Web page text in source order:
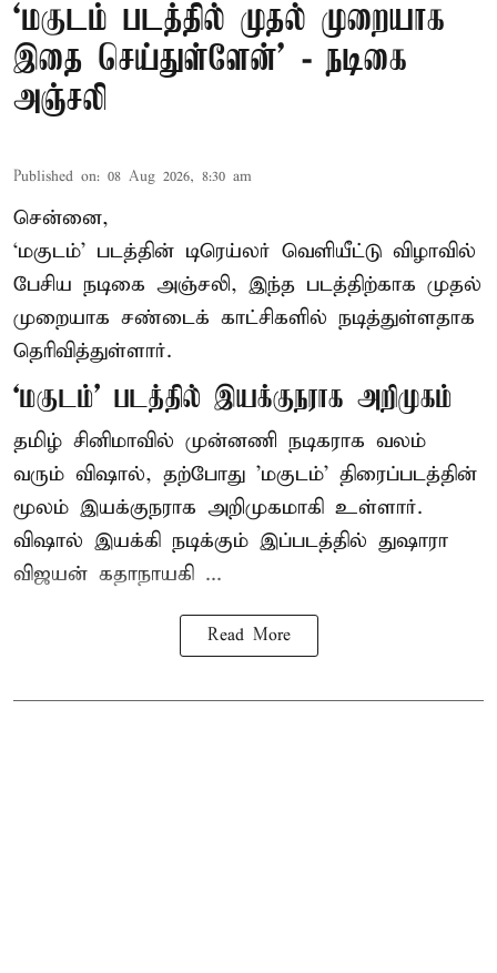
‘மகுடம் படத்தில் முதல் முறையாக
இதை செய்துள்ளேன்’ - நடிகை
அஞ்சலி
Published on: 08 Aug 2026, 8:30 am
சென்னை,
‘மகுடம்’ படத்தின் டிரெய்லர் வெளியீட்டு விழாவில்
பேசிய நடிகை அஞ்சலி, இந்த படத்திற்காக முதல்
முறையாக சண்டைக் காட்சிகளில் நடித்துள்ளதாக
தெரிவித்துள்ளார்.
‘மகுடம்’ படத்தில் இயக்குநராக அறிமுகம்
தமிழ் சினிமாவில் முன்னணி நடிகராக வலம்
வரும் விஷால், தற்போது 'மகுடம்' திரைப்படத்தின்
மூலம் இயக்குநராக அறிமுகமாகி உள்ளார்.
விஷால் இயக்கி நடிக்கும் இப்படத்தில் துஷாரா
விஜயன் கதாநாயகி ...
Read More